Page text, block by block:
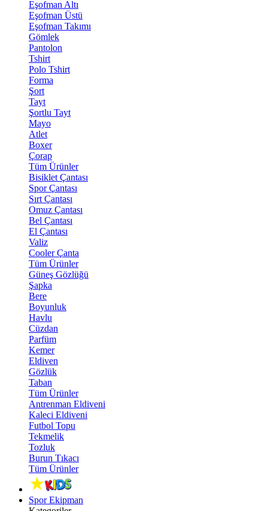
Eşofman Altı
Eşofman Üstü
Eşofman Takımı
Gömlek
Pantolon
Tshirt
Polo Tshirt
Forma
Şort
Tayt
Şortlu Tayt
Mayo
Atlet
Boxer
Çorap
Tüm Ürünler
Bisiklet Çantası
Spor Çantası
Sırt Çantası
Omuz Çantası
Bel Çantası
El Çantası
Valiz
Cooler Çanta
Tüm Ürünler
Güneş Gözlüğü
Şapka
Bere
Boyunluk
Havlu
Cüzdan
Parfüm
Kemer
Eldiven
Gözlük
Taban
Tüm Ürünler
Antrenman Eldiveni
Kaleci Eldiveni
Futbol Topu
Tekmelik
Tozluk
Burun Tıkacı
Tüm Ürünler
Spor Ekipman